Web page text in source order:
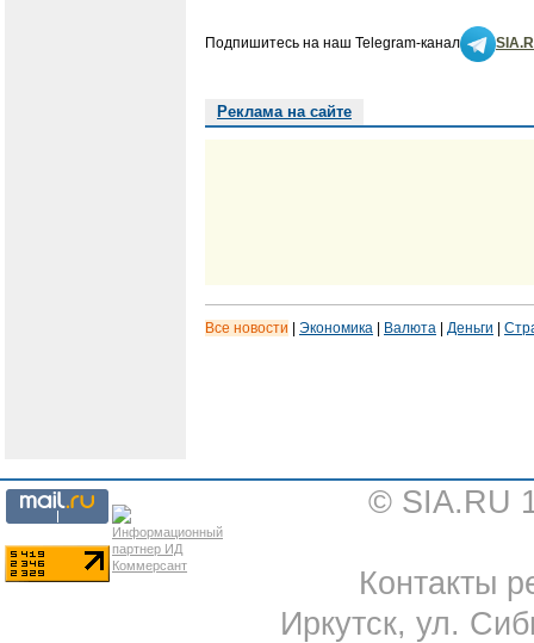
Подпишитесь на наш Telegram-канал
Реклама на сайте
Все новости Экономика Валюта Деньги
© SIA.RU
Контакты
Иркутск, ул.